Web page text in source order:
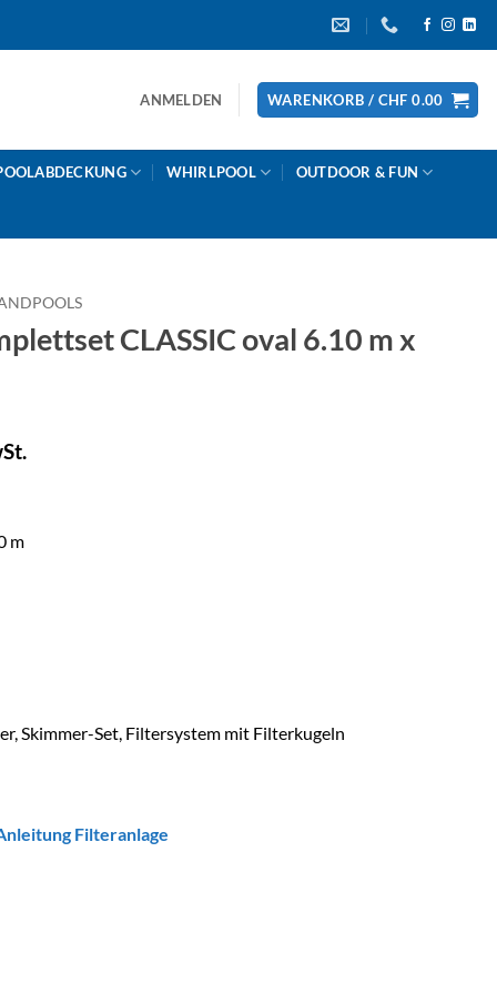
ANMELDEN WARENKORB / CHF 0.00
WHIRLPOOL OUTDOOR & FUN
CLASSIC oval 6.10 m x
m
Skimmer-Set, Filtersystem mit Filterkugeln
Filteranlage